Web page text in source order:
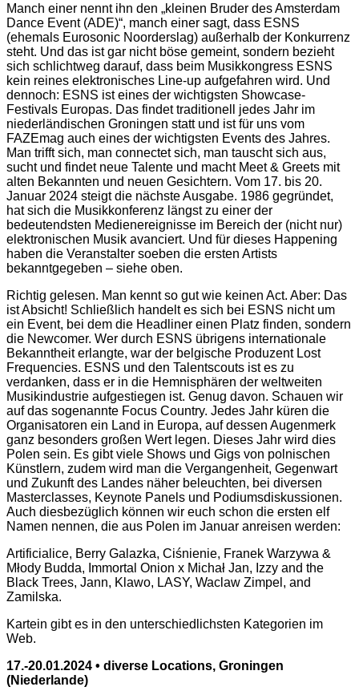
Manch einer nennt ihn den „kleinen Bruder des Amsterdam
Dance Event (ADE)“, manch einer sagt, dass ESNS
(ehemals Eurosonic Noorderslag) außerhalb der Konkurrenz
steht. Und das ist gar nicht böse gemeint, sondern bezieht
sich schlichtweg darauf, dass beim Musikkongress ESNS
kein reines elektronisches Line-up aufgefahren wird. Und
dennoch: ESNS ist eines der wichtigsten Showcase-
Festivals Europas. Das findet traditionell jedes Jahr im
niederländischen Groningen statt und ist für uns vom
FAZEmag auch eines der wichtigsten Events des Jahres.
Man trifft sich, man connectet sich, man tauscht sich aus,
sucht und findet neue Talente und macht Meet & Greets mit
alten Bekannten und neuen Gesichtern. Vom 17. bis 20.
Januar 2024 steigt die nächste Ausgabe. 1986 gegründet,
hat sich die Musikkonferenz längst zu einer der
bedeutendsten Medienereignisse im Bereich der (nicht nur)
elektronischen Musik avanciert. Und für dieses Happening
haben die Veranstalter soeben die ersten Artists
bekanntgegeben – siehe oben.
Richtig gelesen. Man kennt so gut wie keinen Act. Aber: Das
ist Absicht! Schließlich handelt es sich bei ESNS nicht um
ein Event, bei dem die Headliner einen Platz finden, sondern
die Newcomer. Wer durch ESNS übrigens internationale
Bekanntheit erlangte, war der belgische Produzent Lost
Frequencies. ESNS und den Talentscouts ist es zu
verdanken, dass er in die Hemnisphären der weltweiten
Musikindustrie aufgestiegen ist. Genug davon. Schauen wir
auf das sogenannte Focus Country. Jedes Jahr küren die
Organisatoren ein Land in Europa, auf dessen Augenmerk
ganz besonders großen Wert legen. Dieses Jahr wird dies
Polen sein. Es gibt viele Shows und Gigs von polnischen
Künstlern, zudem wird man die Vergangenheit, Gegenwart
und Zukunft des Landes näher beleuchten, bei diversen
Masterclasses, Keynote Panels und Podiumsdiskussionen.
Auch diesbezüglich können wir euch schon die ersten elf
Namen nennen, die aus Polen im Januar anreisen werden:
Artificialice, Berry Galazka, Ciśnienie, Franek Warzywa &
Młody Budda, Immortal Onion x Michał Jan, Izzy and the
Black Trees, Jann, Klawo, LASY, Waclaw Zimpel, and
Zamilska.
Kartein gibt es in den unterschiedlichsten Kategorien im
Web.
17.-20.01.2024 • diverse Locations, Groningen
(Niederlande)